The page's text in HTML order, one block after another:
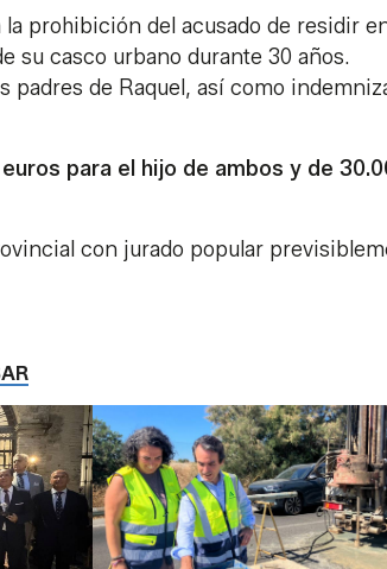
prohibición del acusado de residir
su casco urbano durante 30 años.
padres de Raquel, así como
para el hijo de ambos y de
con jurado popular